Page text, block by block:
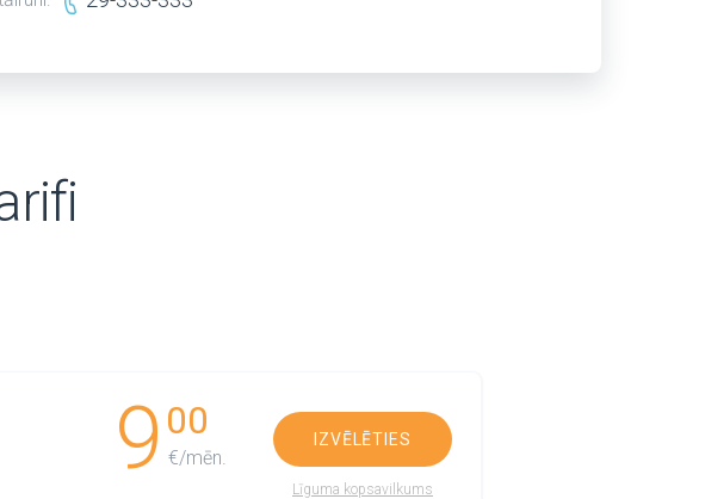
9 00
€/mēn.
IZVĒLĒTIES
Līguma kopsavilkums